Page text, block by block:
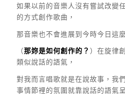
如果以前的音樂人沒有嘗試改變
的方式創作歌曲，
那音樂也不會進展到今時今日這
（那妳是如何創作的？ ）在旋律
類似說話的語氣，
對我而言唱歌就是在說故事，我
事情節裡的氛圍就靠說話的語氣